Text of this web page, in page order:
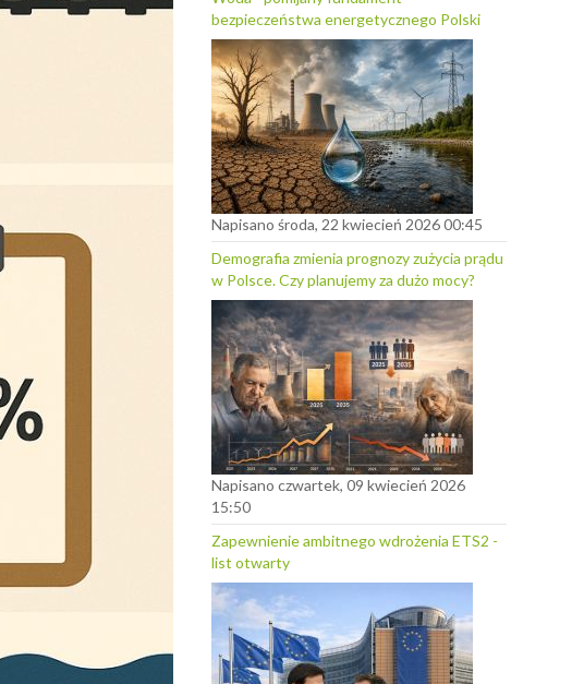
bezpieczeństwa energetycznego Polski
Napisano środa, 22 kwiecień 2026 00:45
Demografia zmienia prognozy zużycia prądu
w Polsce. Czy planujemy za dużo mocy?
Napisano czwartek, 09 kwiecień 2026
15:50
Zapewnienie ambitnego wdrożenia ETS2 -
list otwarty